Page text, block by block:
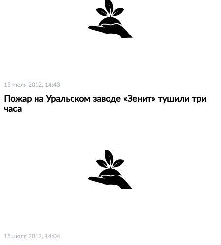
15 июля 2012, 14:43
Пожар на Уральском заводе «Зенит» тушили три
часа
15 июля 2012, 14:04